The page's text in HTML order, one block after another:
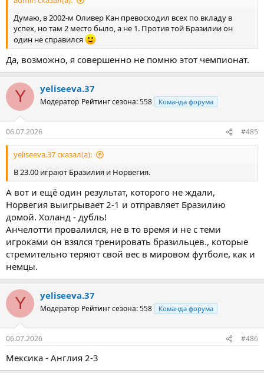
Думаю, в 2002-м Оливер Кан превосходил всех по вкладу в
успех, но там 2 место было, а не 1. Против той Бразилии он
один не справился
Да, возможно, я совершенно не помню этот чемпионат.
Y yeliseeva.37
Модератор Рейтинг сезона: 558 Команда форума
06.07.2026 #485
yeliseeva.37 сказал(а):
В 23.00 играют Бразилия и Норвегия.
А вот и ещё один результат, которого не ждали,
Норвегия выигрывает 2-1 и отправляет Бразилию
домой. Холанд - дубль!
Анчелотти провалился, не в то время и не с теми
игроками он взялся тренировать бразильцев., которые
стремительно теряют свой вес в мировом футболе, как и
немцы.
Y yeliseeva.37
Модератор Рейтинг сезона: 558 Команда форума
06.07.2026 #486
Мексика - Англия 2-3